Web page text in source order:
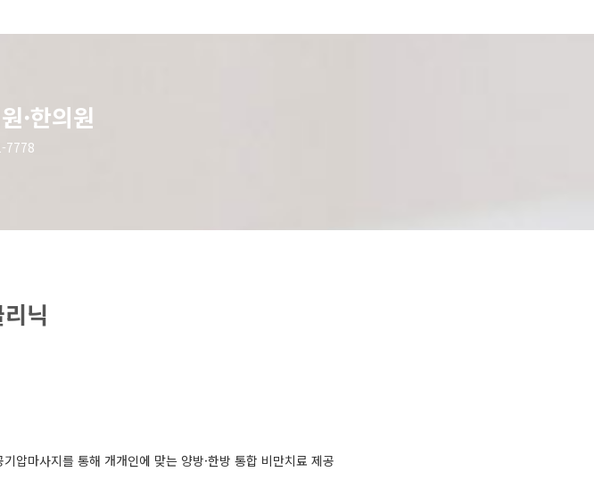
·한의원
7778
닉
압마사지를 통해 개개인에 맞는 양방·한방 통합 비만치료 제공